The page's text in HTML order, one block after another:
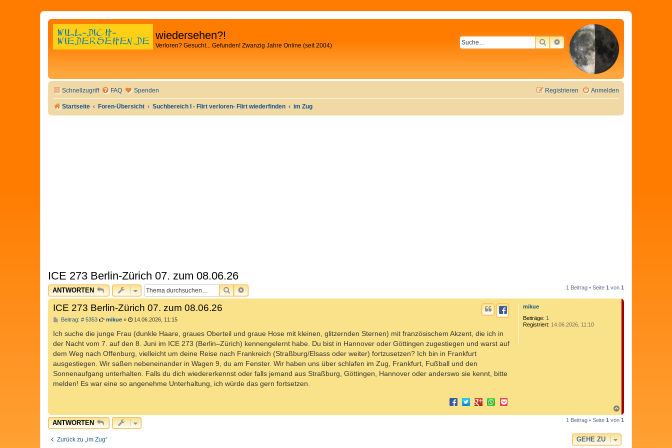
wiedersehen?!
Verloren? Gesucht... Gefunden! Zwanzig Jahre Online (seit 2004) SUCHEERWEITERTE SUCHE
Schnellzugriff FAQ Spenden Anmelden
Registrieren
Startseite Foren-Übersicht Suchbereich I - Flirt verloren- Flirt wiederfinden im Zug
ICE 273 Berlin-Zürich 07. zum 08.06.26
ANTWORTEN SUCHEERWEITERTE SUCHE 1 Beitrag • Seite 1 von 1
mikue
Beiträge: 1
Registriert: 14.06.2026, 11:10
ICE 273 Berlin-Zürich 07. zum 08.06.26
Beitrag: # 5353B
i
t
r
a
g
mikue» 14.06.2026, 11:15
Ich suche die junge Frau (dunkle Haare, graues Oberteil und graue Hose mit kleinen, glitzernden Sternen) mit französischem Akzent, die ich in
der Nacht vom 7. auf den 8. Juni im ICE 273 (Berlin–Zürich) kennengelernt habe. Du bist in Hannover oder Göttingen zugestiegen und warst auf
dem Weg nach Offenburg, vielleicht um deine Reise nach Frankreich (Straßburg/Elsass oder weiter) fortzusetzen? Ich bin in Frankfurt
ausgestiegen. Wir saßen nebeneinander in Wagen 9, du am Fenster. Wir haben uns über schlafen im Zug, Frankfurt, Fußball und den
Sonnenaufgang unterhalten. Falls du dich wiedererkennst oder falls jemand aus Straßburg, Göttingen, Hannover oder anderswo sie kennt, bitte
melden! Es war eine so angenehme Unterhaltung, ich würde das gern fortsetzen.
a
c
o
b
ANTWORTEN 1 Beitrag • Seite 1 von 1
Zurück zu „im Zug“ GEHE ZU